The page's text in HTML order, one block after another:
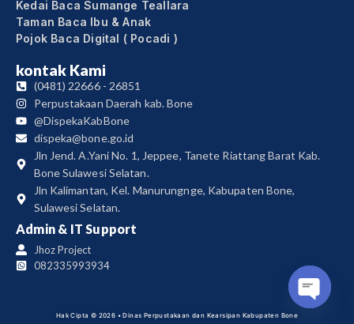
Kedai Baca Sumange Teallara
Taman Baca Ibu & Anak
Pojok Baca Digital ( Pocadi )
kontak Kami
(0481) 22666 - 26851
Perpustakaan Daerah kab. Bone
@DispekaKabBone
dispeka@bone.go.id
Jln Jend. A.Yani No. 1, Jeppee, Tanete Riattang Barat Kab.
Bone Sulawesi Selatan.
Jln Kalimantan, Kel. Manurungnge, Kabupaten Bone,
Sulawesi Selatan.
Admin & IT Support
Jhoz Project
082335993934
Hak Cipta © 2026 • Dinas Perpustakaan dan Kearsipan Kabupaten Bone